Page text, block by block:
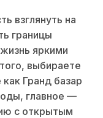
взглянуть на
границы
яркими
выбираете
Гранд базар
главное —
с открытым